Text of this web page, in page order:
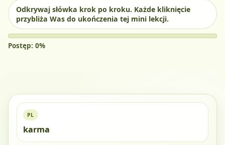
Odkrywaj słówka krok po kroku. Każde kliknięcie
przybliża Was do ukończenia tej mini lekcji.
Postęp: 0%
PL
karma